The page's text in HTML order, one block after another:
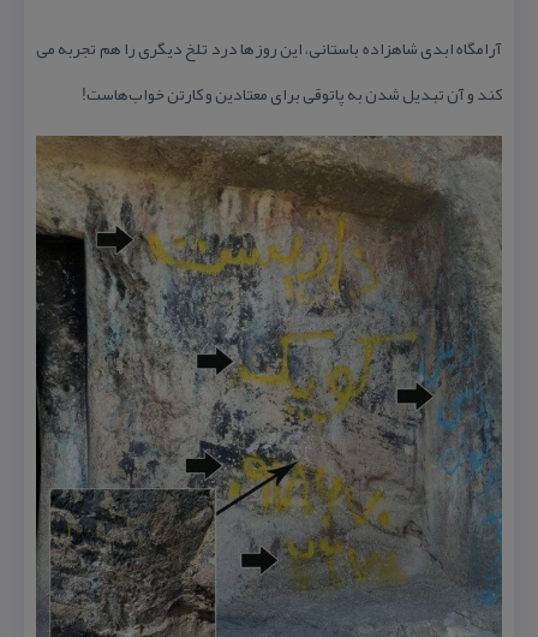
آرامگاه ابدی شاهزاده باستانی، این روزها درد تلخ دیگری را هم تجربه می
كند و آن تبدیل شدن به پاتوقی برای معتادین و كارتن خواب‌هاست!